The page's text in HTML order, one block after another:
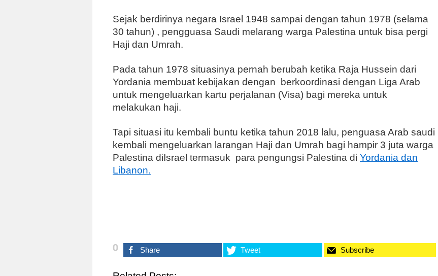
Sejak berdirinya negara Israel 1948 sampai dengan tahun 1978 (selama
30 tahun) , pengguasa Saudi melarang warga Palestina untuk bisa pergi
Haji dan Umrah.
Pada tahun 1978 situasinya pernah berubah ketika Raja Hussein dari
Yordania membuat kebijakan dengan berkoordinasi dengan Liga Arab
untuk mengeluarkan kartu perjalanan (Visa) bagi mereka untuk
melakukan haji.
Tapi situasi itu kembali buntu ketika tahun 2018 lalu, penguasa Arab saudi
kembali mengeluarkan larangan Haji dan Umrah bagi hampir 3 juta warga
Palestina diIsrael termasuk para pengungsi Palestina di Yordania dan
Libanon.
0 Share Tweet Subscribe